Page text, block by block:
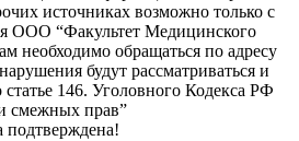
источниках возможно только с
ООО “Факультет Медицинского
необходимо обращаться по адресу
будут рассматриваться и
статье 146. Уголовного Кодекса РФ
смежных прав”
подтверждена!